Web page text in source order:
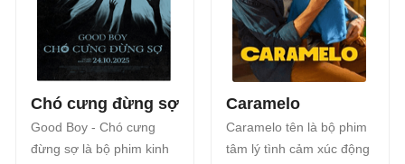
Chó cưng đừng sợ
Good Boy - Chó cưng
đừng sợ là bộ phim kinh
Caramelo
Caramelo tên là bộ phim
tâm lý tình cảm xúc động